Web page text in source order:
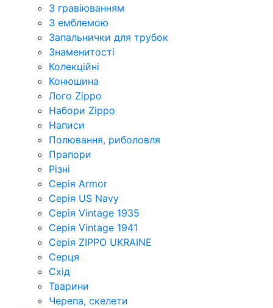
З гравіюванням
З емблемою
Запальнички для трубок
Знаменитості
Колекційні
Конюшина
Лого Zippo
Набори Zippo
Написи
Полювання, риболовля
Прапори
Різні
Серія Armor
Серія US Navy
Серія Vintage 1935
Серія Vintage 1941
Серія ZIPPO UKRAINE
Серця
Схід
Тварини
Черепа, скелети